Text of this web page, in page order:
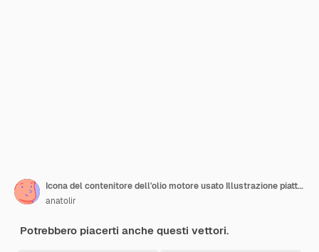
Icona del contenitore dell'olio motore usato Illustrazione piatta dell'icona del vettore del contenitore dell'olio motore usato isolata su sfondo bianco
anatolir
Potrebbero piacerti anche questi vettori.